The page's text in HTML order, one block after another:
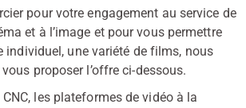
pour votre engagement au service de
et à l’image et pour vous permettre
individuel, une variété de films, nous
proposer l’offre ci-dessous.
les plateformes de vidéo à la